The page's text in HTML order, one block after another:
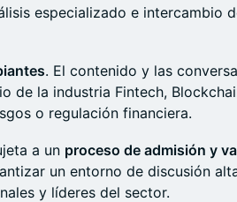
especializado e intercambio
. El contenido y las
de la industria Fintech,
o regulación financiera.
a un proceso de admisión y
un entorno de discusión
y líderes del sector.